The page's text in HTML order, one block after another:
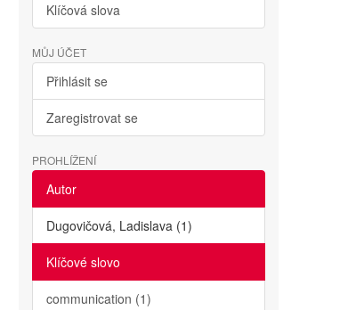
Klíčová slova
MŮJ ÚČET
Přihlásit se
Zaregistrovat se
PROHLÍŽENÍ
Autor
Dugovičová, Ladislava (1)
Klíčové slovo
communication (1)